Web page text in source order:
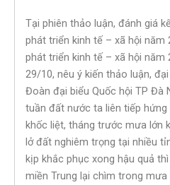
Tại phiên thảo luận, đánh giá
phát triển kinh tế – xã hội năm
phát triển kinh tế – xã hội năm
29/10, nêu ý kiến thảo luận,
Đoàn đại biểu Quốc hội TP Đà
tuần đất nước ta liên tiếp
khốc liệt, tháng trước mưa lớn
lở đất nghiêm trọng tại nhiều
kịp khắc phục xong hậu quả
miền Trung lại chìm trong mưa